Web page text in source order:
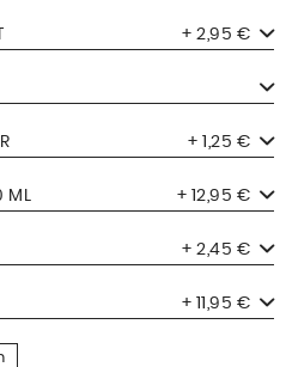
+ 2,95 €
+ 1,25 €
+ 12,95 €
+ 2,45 €
+ 11,95 €